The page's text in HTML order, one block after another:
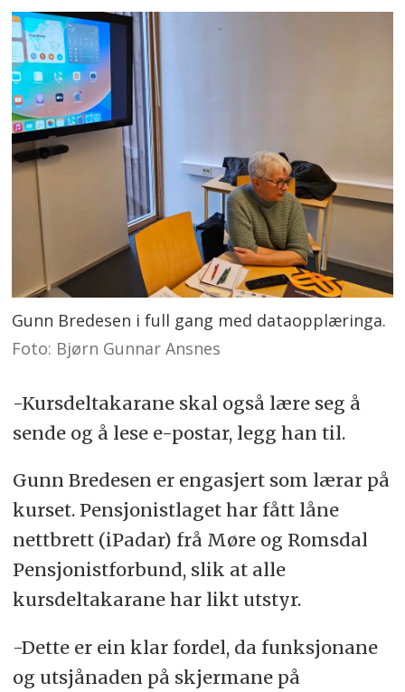
Gunn Bredesen i full gang med dataopplæringa.
Foto: Bjørn Gunnar Ansnes
-Kursdeltakarane skal også lære seg å
sende og å lese e-postar, legg han til.
Gunn Bredesen er engasjert som lærar på
kurset. Pensjonistlaget har fått låne
nettbrett (iPadar) frå Møre og Romsdal
Pensjonistforbund, slik at alle
kursdeltakarane har likt utstyr.
-Dette er ein klar fordel, da funksjonane
og utsjånaden på skjermane på